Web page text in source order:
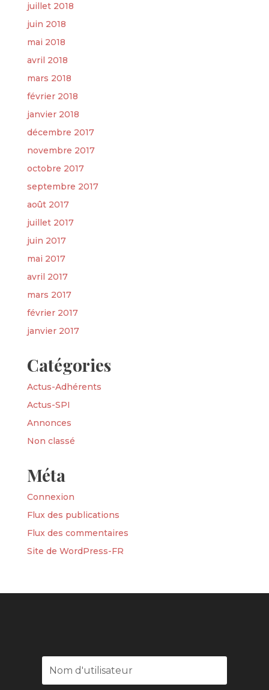
juillet 2018
juin 2018
mai 2018
avril 2018
mars 2018
février 2018
janvier 2018
décembre 2017
novembre 2017
octobre 2017
septembre 2017
août 2017
juillet 2017
juin 2017
mai 2017
avril 2017
mars 2017
février 2017
janvier 2017
Catégories
Actus-Adhérents
Actus-SPI
Annonces
Non classé
Méta
Connexion
Flux des publications
Flux des commentaires
Site de WordPress-FR